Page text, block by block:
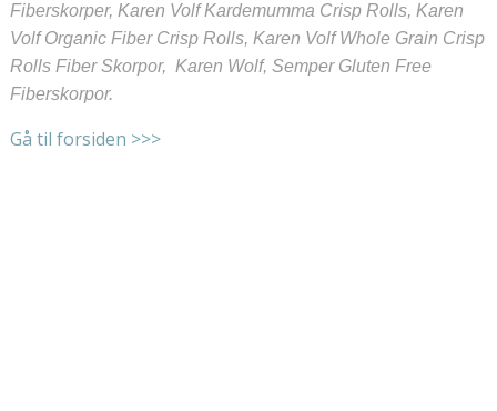
Fiberskorper, Karen Volf Kardemumma Crisp Rolls, Karen
Volf Organic Fiber Crisp Rolls, Karen Volf Whole Grain Crisp
Rolls Fiber Skorpor, Karen Wolf, Semper Gluten Free
Fiberskorpor.
Gå til forsiden >>>